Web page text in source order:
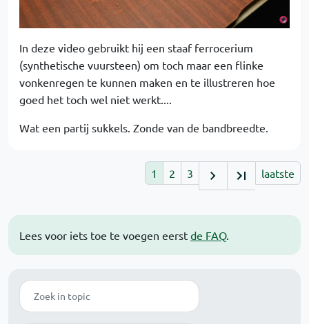
Lees voor iets toe te voegen eerst de FAQ.
Zoek
In deze video gebruikt hij een staaf ferrocerium
(synthetische vuursteen) om toch maar een flinke
vonkenregen te kunnen maken en te illustreren hoe
goed het toch wel niet werkt....
Wat een partij sukkels. Zonde van de bandbreedte.
1 2 3 laatste